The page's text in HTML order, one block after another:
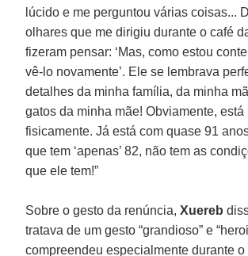
lúcido e me perguntou várias coisas...
olhares que me dirigiu durante o café
fizeram pensar: ‘Mas, como estou
vê-lo novamente’. Ele se lembrava
detalhes da minha família, da minha
gatos da minha mãe! Obviamente, está
fisicamente. Já está com quase 91
que tem ‘apenas’ 82, não tem as
que ele tem!”
Sobre o gesto da renúncia,Xuereb
tratava de um gesto “grandioso” e
compreendeu especialmente durante o